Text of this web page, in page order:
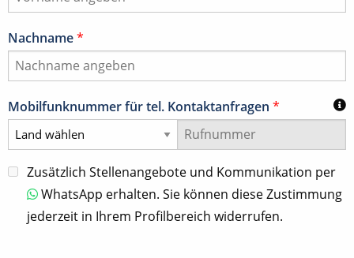
Nachname*
Mobilfunknummer für tel. Kontaktanfragen *
Zusätzlich Stellenangebote und Kommunikation per
WhatsApp erhalten. Sie können diese Zustimmung
jederzeit in Ihrem Profilbereich widerrufen.